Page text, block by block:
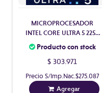
MICROPROCESADOR
INTEL CORE ULTRA 5 225F
10 CORES S/VIDEO
Producto con stock
$ 303.971
Precio S/Imp.Nac. $275.087
Agregar